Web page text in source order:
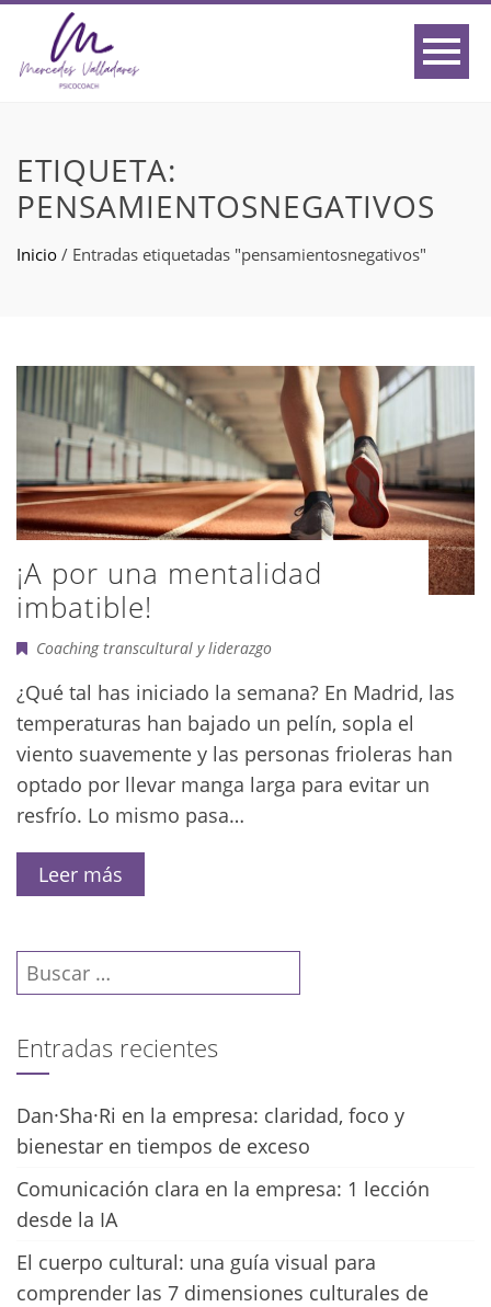
ETIQUETA:
PENSAMIENTOSNEGATIVOS
Inicio / Entradas etiquetadas "pensamientosnegativos"
¡A por una mentalidad
imbatible!
Coaching transcultural y liderazgo
¿Qué tal has iniciado la semana? En Madrid, las
temperaturas han bajado un pelín, sopla el
viento suavemente y las personas frioleras han
optado por llevar manga larga para evitar un
resfrío. Lo mismo pasa…
Leer más
Buscar:
Entradas recientes
Dan·Sha·Ri en la empresa: claridad, foco y
bienestar en tiempos de exceso
Comunicación clara en la empresa: 1 lección
desde la IA
El cuerpo cultural: una guía visual para
comprender las 7 dimensiones culturales de